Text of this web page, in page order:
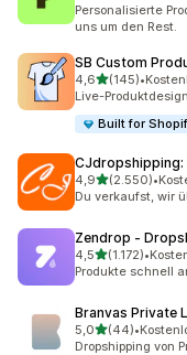
Personalisierte
uns um den Rest.
SB Custom
4,6von 5 Sternen
(145)
145 Rezensionen
•
Live-
Built for
CJdropshipping:
4,9von 5 Sternen
(2.550)
2550 •
Du verkaufst, wir
Zendrop ‑
4,5von 5 Sternen
(1.172)
1172 Rezensionen
•
Produkte schnell
Branvas Private
5,0von 5 Sternen
(44)
44 Rezensionen
•
Dropshipping von